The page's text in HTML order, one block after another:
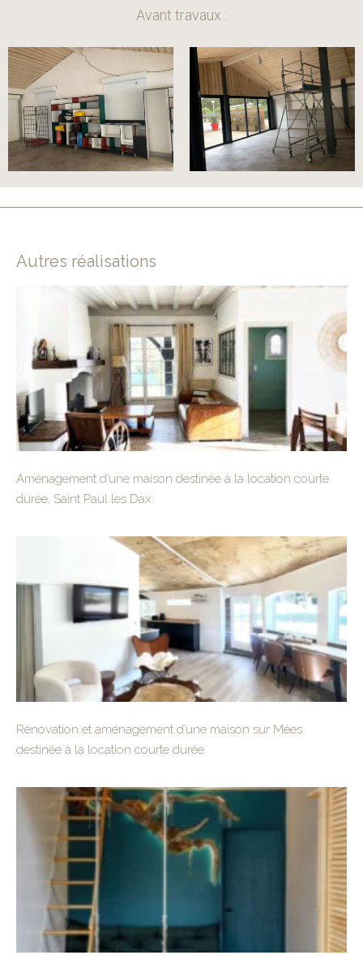
Avant travaux :
Autres réalisations
Aménagement d’une maison destinée à la location courte
durée, Saint Paul les Dax
Rénovation et aménagement d’une maison sur Mées
destinée à la location courte durée